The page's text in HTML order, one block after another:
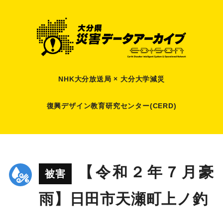
NHK大分放送局 × 大分大学減災
復興デザイン教育研究センター(CERD)
被害
【令和２年７月豪
雨】日田市天瀬町上ノ釣